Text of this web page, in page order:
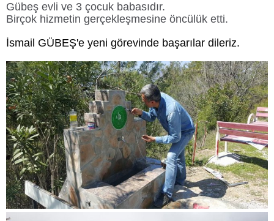
Gübeş evli ve 3 çocuk babasıdır.
Birçok hizmetin gerçekleşmesine öncülük etti.
İsmail GÜBEŞ'e yeni görevinde başarılar dileriz.